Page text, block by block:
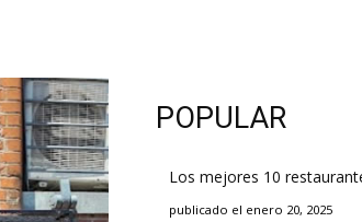
POPULAR
Los mejores 10
publicado el enero 20, 2025